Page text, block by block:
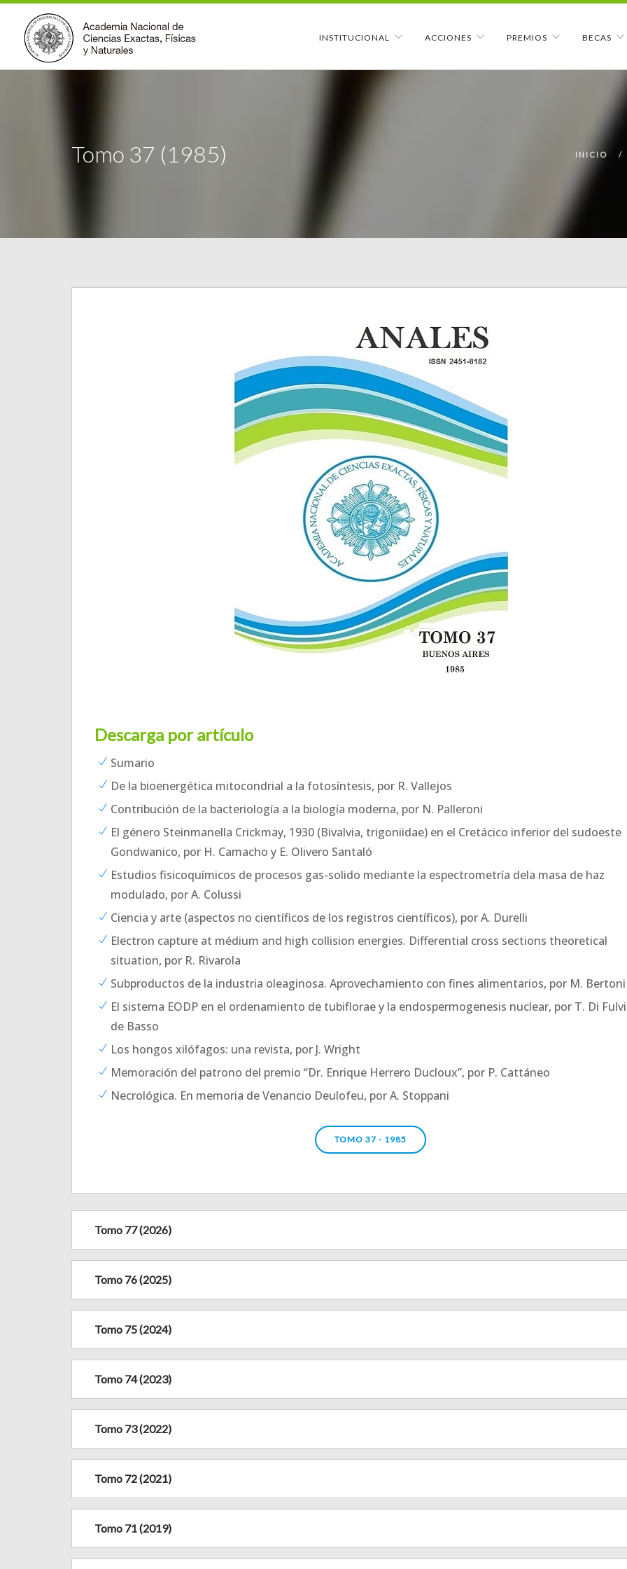
INSTITUCIONAL ACCIONES PREMIOS BECAS
Tomo 37 (1985) INICIO
Descarga por artículo
Sumario
De la bioenergética mitocondrial a la fotosíntesis, por R. Vallejos
Contribución de la bacteriología a la biología moderna, por N. Palleroni
El género Steinmanella Crickmay, 1930 (Bivalvia, trigoniidae) en el Cretácico inferior del sudoeste
Gondwanico, por H. Camacho y E. Olivero Santaló
Estudios fisicoquímicos de procesos gas-solido mediante la espectrometría dela masa de haz
modulado, por A. Colussi
Ciencia y arte (aspectos no científicos de los registros científicos), por A. Durelli
Electron capture at médium and high collision energies. Differential cross sections theoretical
situation, por R. Rivarola
Subproductos de la industria oleaginosa. Aprovechamiento con fines alimentarios, por M. Bertoni
El sistema EODP en el ordenamiento de tubiflorae y la endospermogenesis nuclear, por T. Di
de Basso
Los hongos xilófagos: una revista, por J. Wright
Memoración del patrono del premio “Dr. Enrique Herrero Ducloux”, por P. Cattáneo
Necrológica. En memoria de Venancio Deulofeu, por A. Stoppani
TOMO 37 - 1985
Tomo 77 (2026)
Tomo 76 (2025)
Tomo 75 (2024)
Tomo 74 (2023)
Tomo 73 (2022)
Tomo 72 (2021)
Tomo 71 (2019)